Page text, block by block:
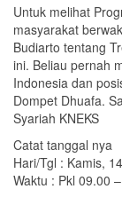
Untuk melihat
masyarakat
Budiarto tentang
ini. Beliau pernah
Indonesia dan
Dompet Dhuafa.
Syariah KNEKS
Catat tanggal nya
Hari/Tgl : Kamis,
Waktu : Pkl 09.00